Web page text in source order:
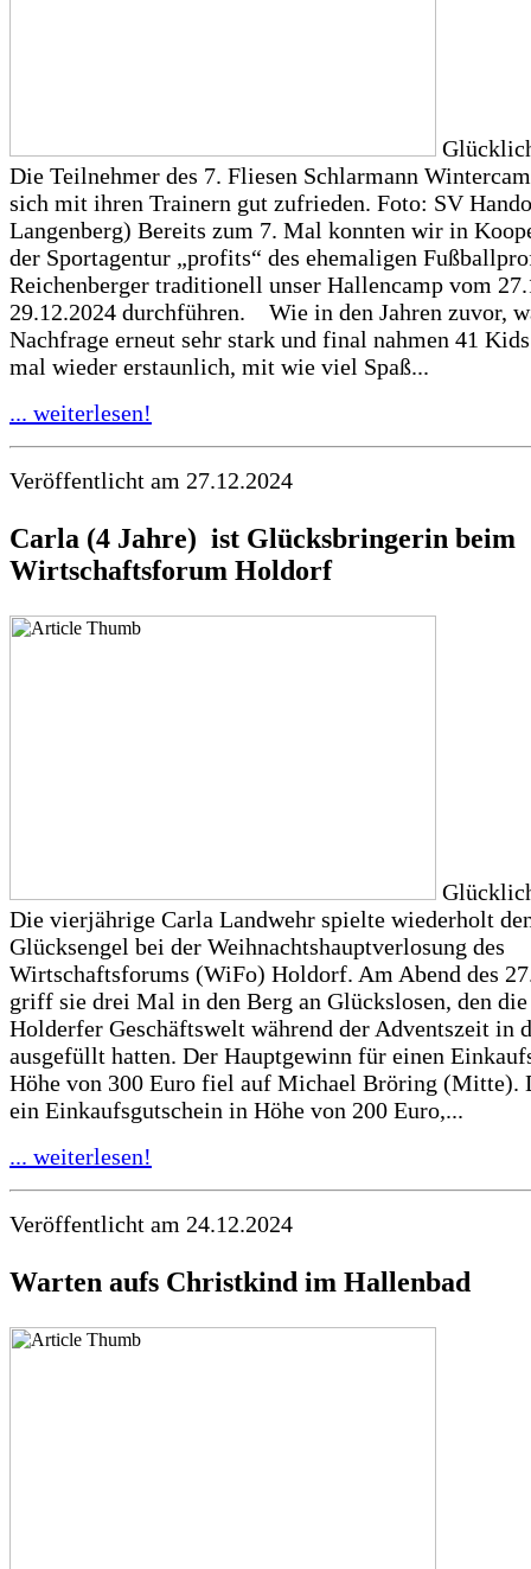
Die Teilnehmer des 7. Fliesen Schlarmann
sich mit ihren Trainern gut zufrieden. Foto: SV
Langenberg) Bereits zum 7. Mal konnten wir in
der Sportagentur „profits“ des ehemaligen
Reichenberger traditionell unser Hallencamp vom
29.12.2024 durchführen. Wie in den Jahren zuvor,
Nachfrage erneut sehr stark und final nahmen 41
mal wieder erstaunlich, mit wie viel Spaß...
... weiterlesen!
Veröffentlicht am 27.12.2024
Carla (4 Jahre) ist Glücksbringerin beim
Wirtschaftsforum Holdorf
Die vierjährige Carla Landwehr spielte wiederholt
Glücksengel bei der Weihnachtshauptverlosung des
Wirtschaftsforums (WiFo) Holdorf. Am Abend des
griff sie drei Mal in den Berg an Glückslosen, den
Holderfer Geschäftswelt während der Adventszeit in
ausgefüllt hatten. Der Hauptgewinn für einen
Höhe von 300 Euro fiel auf Michael Bröring (Mitte).
ein Einkaufsgutschein in Höhe von 200 Euro,...
... weiterlesen!
Veröffentlicht am 24.12.2024
Warten aufs Christkind im Hallenbad